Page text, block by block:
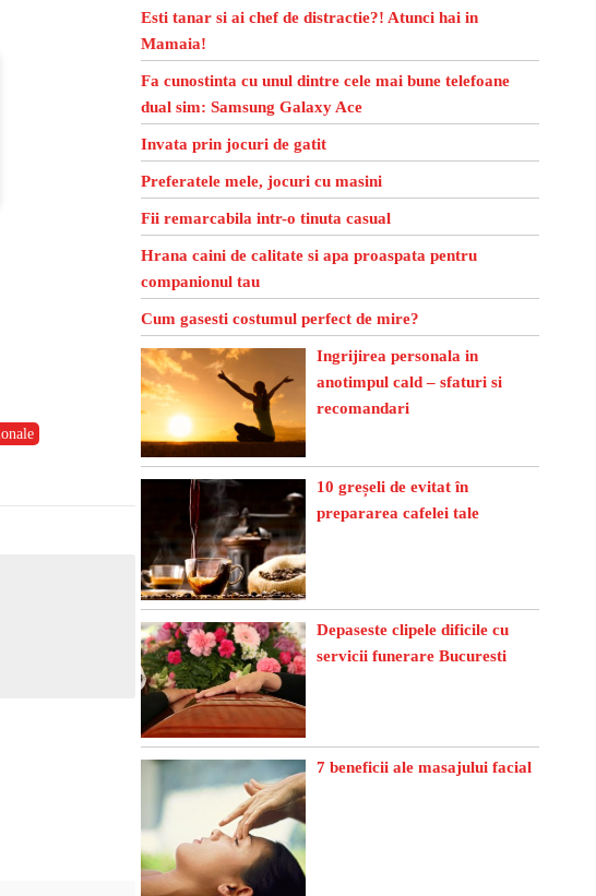
Esti tanar si ai chef de distractie?! Atunci hai in
Mamaia!
Fa cunostinta cu unul dintre cele mai bune telefoane
dual sim: Samsung Galaxy Ace
Invata prin jocuri de gatit
Preferatele mele, jocuri cu masini
Fii remarcabila intr-o tinuta casual
Hrana caini de calitate si apa proaspata pentru
companionul tau
Cum gasesti costumul perfect de mire?
Ingrijirea personala in
anotimpul cald – sfaturi si
recomandari
10 greșeli de evitat în
prepararea cafelei tale
Depaseste clipele dificile cu
servicii funerare Bucuresti
7 beneficii ale masajului facial